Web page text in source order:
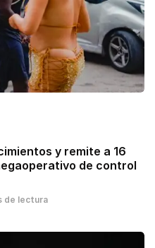
y remite a 16
de control
de lectura